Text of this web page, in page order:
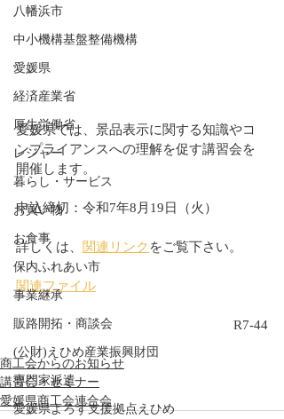
八幡浜市
中小機構基盤整備機構
愛媛県
経済産業省
厚生労働省
レジャー
暮らし・サービス
お買い物
お食事
保内ふれあい市
事業継承
販路開拓・商談会
(公財)えひめ産業振興財団
専門家派遣
愛媛県よろず支援拠点えひめ
愛媛県では、景品表示に関する知識やコ
ンプライアンスへの理解を促す講習会を
開催します。
申込締切：令和7年8月19日（火）
詳しくは、 関連リンク をご覧下さい。
関連ファイル
R7-44
商工会からのお知らせ
講習会・セミナー
愛媛県商工会連合会